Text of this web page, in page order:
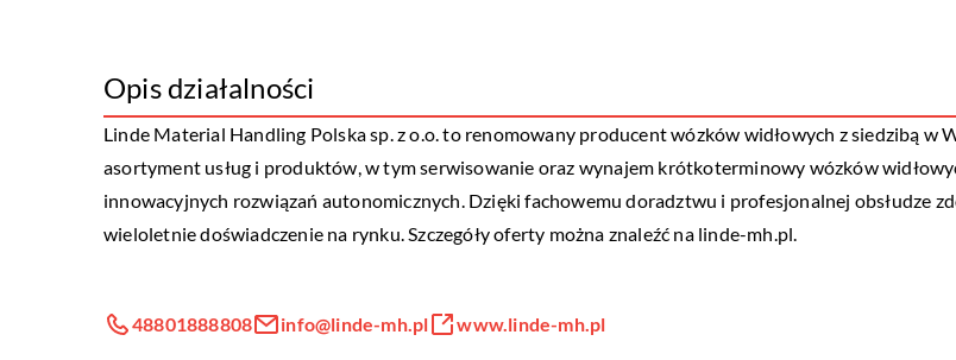
Opis działalności
Linde Material Handling Polska sp. z o.o. to renomowany producent wózków widłowych z siedzibą w
asortyment usług i produktów, w tym serwisowanie oraz wynajem krótkoterminowy wózków
innowacyjnych rozwiązań autonomicznych. Dzięki fachowemu doradztwu i profesjonalnej obsłudze
wieloletnie doświadczenie na rynku. Szczegóły oferty można znaleźć na linde-mh.pl.
48801888808 info@linde-mh.pl www.linde-mh.pl